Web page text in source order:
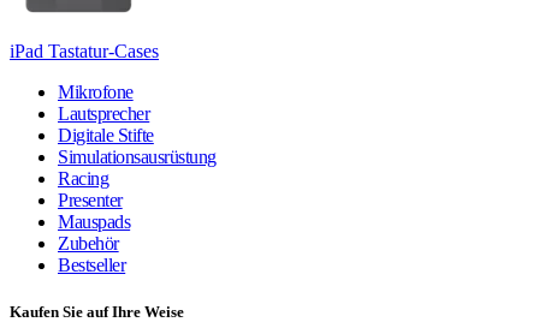
iPad Tastatur-Cases
Mikrofone
Lautsprecher
Digitale Stifte
Simulationsausrüstung
Racing
Presenter
Mauspads
Zubehör
Bestseller
Kaufen Sie auf Ihre Weise